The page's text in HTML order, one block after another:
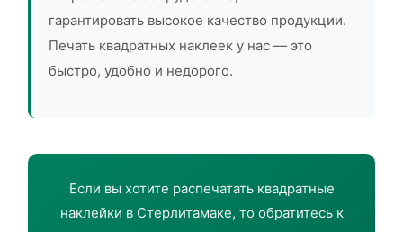
гарантировать высокое качество продукции.
Печать квадратных наклеек у нас — это
быстро, удобно и недорого.
Если вы хотите распечатать квадратные
наклейки в Стерлитамаке, то обратитесь к